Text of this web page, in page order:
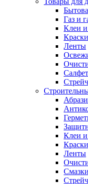
Газ и
Клеи и
Краски
Ленты
Клеи и
Краски
Ленты
Смазки